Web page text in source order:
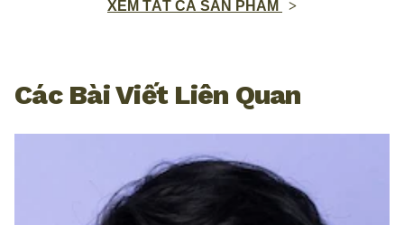
XEM TẤT CẢ SẢN PHẨM
Các Bài Viết Liên Quan